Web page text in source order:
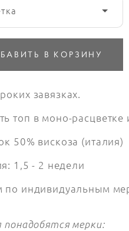
В КОРЗИНУ
завязках.
топ в моно-расцветке
50% вискоза (италия)
1,5 - 2 недели
по индивидуальным
понадобятся мерки: